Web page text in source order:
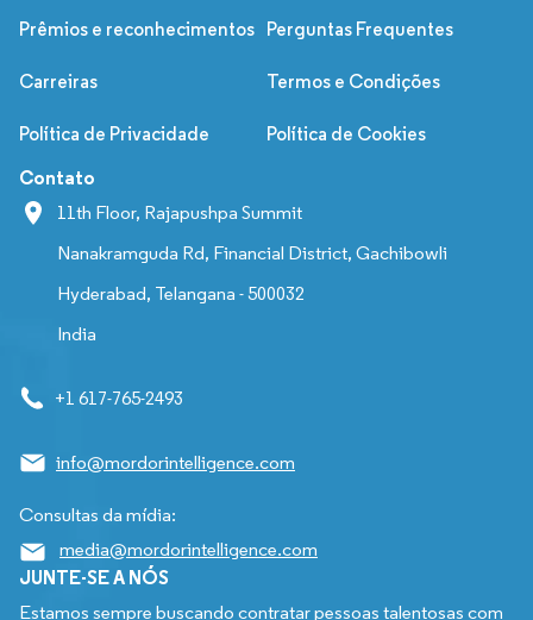
Prêmios e reconhecimentos Perguntas Frequentes
Carreiras Termos e Condições
Política de Privacidade Política de Cookies
Contato
11th Floor, Rajapushpa Summit
Nanakramguda Rd, Financial District, Gachibowli
Hyderabad, Telangana - 500032
India
+1 617-765-2493
info@mordorintelligence.com
Consultas da mídia:
media@mordorintelligence.com
JUNTE-SE A NÓS
Estamos sempre buscando contratar pessoas talentosas com